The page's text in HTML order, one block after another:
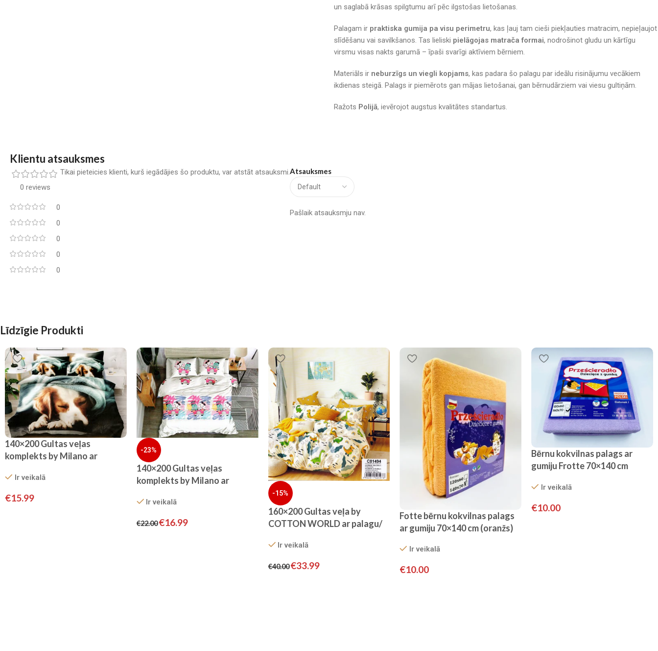
un saglabā krāsas spilgtumu arī pēc ilgstošas lietošanas.
Palagam ir praktiska gumija pa visu perimetru, kas ļauj tam cieši piekļauties matracim, nepieļaujot
slīdēšanu vai savilkšanos. Tas lieliski pielāgojas matrača formai, nodrošinot gludu un kārtīgu
virsmu visas nakts garumā – īpaši svarīgi aktīviem bērniem.
Materiāls ir neburzīgs un viegli kopjams, kas padara šo palagu par ideālu risinājumu vecākiem
ikdienas steigā. Palags ir piemērots gan mājas lietošanai, gan bērnudārziem vai viesu gultiņām.
Ražots Polijā, ievērojot augstus kvalitātes standartus.
Klientu atsauksmes
0 reviews
0
0
0
0
0
Atsauksmes
Pašlaik atsauksmju nav.
Tikai pieteicies klienti, kurš iegādājies šo produktu, var atstāt atsauksmi.
Līdzīgie Produkti
140×200 Gultas veļas
komplekts by Milano ar
Ir veikalā
€15.99
-23%
140×200 Gultas veļas
komplekts by Milano ar
SATĪNS
Ir veikalā
€22.00€16.99
-15%
160×200 Gultas veļa by
COTTON WORLD ar palagu/
EXCLUSIVE COLLECTION )
Ir veikalā
€40.00 €33.99
Fotte bērnu kokvilnas palags
ar gumiju 70×140 cm (oranžs)
Ir veikalā
€10.00
Bērnu kokvilnas palags ar
gumiju Frotte 70×140 cm
Ir veikalā
€10.00